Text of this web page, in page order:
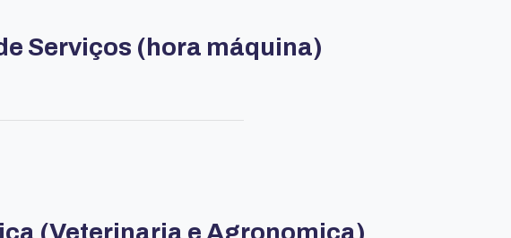
Serviços (hora máquina)
(Veterinaria e Agronomica)